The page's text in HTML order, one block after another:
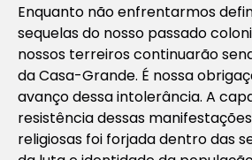
Enquanto não enfrentarmos
sequelas do nosso passado
nossos terreiros continuarão
da Casa-Grande. É nossa
avanço dessa intolerância. A
resistência dessas
religiosas foi forjada dentro das